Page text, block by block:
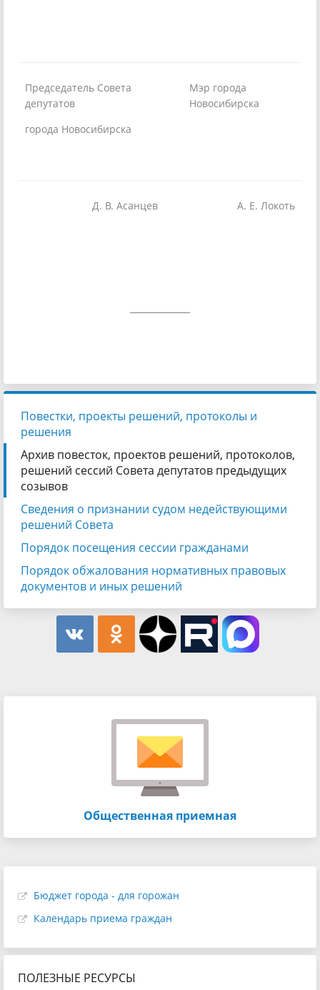
Председатель Совета
депутатов
города Новосибирска
Мэр города
Новосибирска
Д. В. Асанцев А. Е. Локоть
Повестки, проекты решений, протоколы и
решения
Архив повесток, проектов решений, протоколов,
решений сессий Совета депутатов предыдущих
созывов
Сведения о признании судом недействующими
решений Совета
Порядок посещения сессии гражданами
Порядок обжалования нормативных правовых
документов и иных решений
Общественная приемная
Бюджет города - для горожан
Календарь приема граждан
ПОЛЕЗНЫЕ РЕСУРСЫ